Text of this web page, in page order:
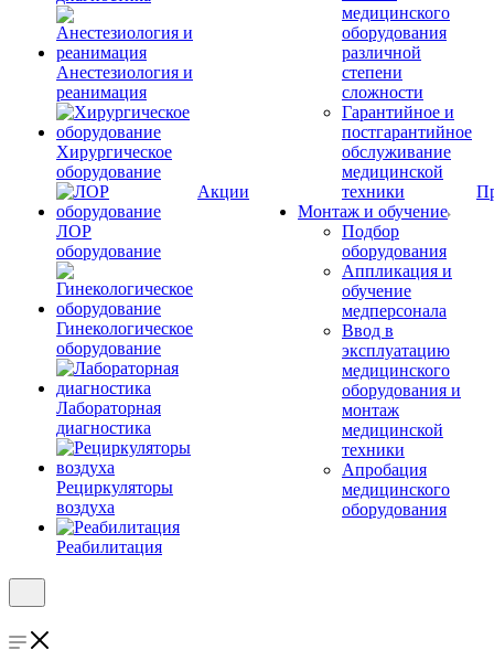
Анестезиология и
реанимация
Хирургическое
оборудование
ЛОР
оборудование
Гинекологическое
оборудование
Лабораторная
диагностика
Рециркуляторы
воздуха
Реабилитация
Акции
медицинского
оборудования
различной
степени
сложности
Гарантийное и
постгарантийное
обслуживание
медицинской
техники
Монтаж и обучение
Подбор
оборудования
Аппликация и
обучение
медперсонала
Ввод в
эксплуатацию
медицинского
оборудования и
монтаж
медицинской
техники
Апробация
медицинского
оборудования